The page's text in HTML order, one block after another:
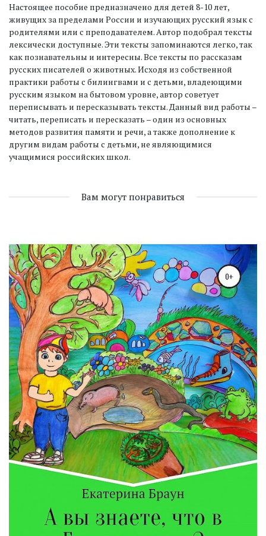
Настоящее пособие предназначено для детей 8-10 лет,
живущих за пределами России и изучающих русский язык с
родителями или с преподавателем. Автор подобрал тексты
лексически доступные. Эти тексты запоминаются легко, так
как познавательны и интересны. Все тексты по рассказам
русских писателей о животных. Исходя из собственной
практики работы с билингвами и с детьми, владеющими
русским языком на бытовом уровне, автор советует
переписывать и пересказывать тексты. Данный вид работы –
читать, переписать и пересказать – один из основных
методов развития памяти и речи, а также дополнение к
другим видам работы с детьми, не являющимися
учащимися российских школ.
Вам могут понравиться